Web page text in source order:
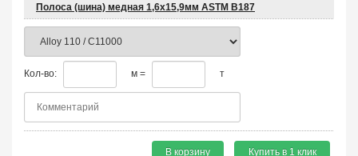
Полоса (шина) медная 1,6х15,9мм ASTM B187
Кол-во: м = т
В корзину Купить в 1 клик